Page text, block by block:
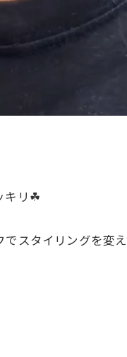
キリ☘︎
スタイリングを変